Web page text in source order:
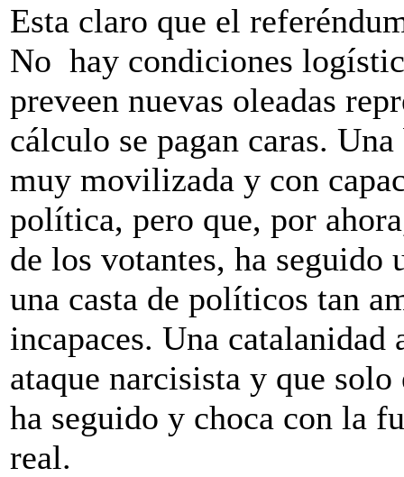
Esta claro que el
No hay condiciones
preveen nuevas oleadas
cálculo se pagan caras.
muy movilizada y con
política, pero que, por
de los votantes, ha
una casta de políticos tan
incapaces. Una
ataque narcisista y que solo
ha seguido y choca con la
real.